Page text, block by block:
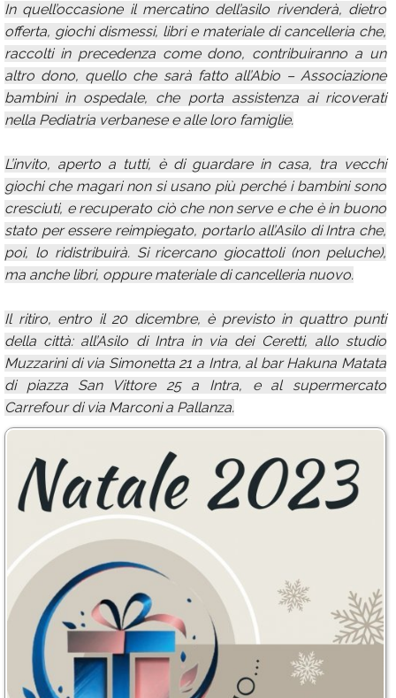
In quell’occasione il mercatino dell’asilo rivenderà, dietro
offerta, giochi dismessi, libri e materiale di cancelleria che,
raccolti in precedenza come dono, contribuiranno a un
altro dono, quello che sarà fatto all’Abio – Associazione
bambini in ospedale, che porta assistenza ai ricoverati
nella Pediatria verbanese e alle loro famiglie.
L’invito, aperto a tutti, è di guardare in casa, tra vecchi
giochi che magari non si usano più perché i bambini sono
cresciuti, e recuperato ciò che non serve e che è in buono
stato per essere reimpiegato, portarlo all’Asilo di Intra che,
poi, lo ridistribuirà. Si ricercano giocattoli (non peluche),
ma anche libri, oppure materiale di cancelleria nuovo.
Il ritiro, entro il 20 dicembre, è previsto in quattro punti
della città: all’Asilo di Intra in via dei Ceretti, allo studio
Muzzarini di via Simonetta 21 a Intra, al bar Hakuna Matata
di piazza San Vittore 25 a Intra, e al supermercato
Carrefour di via Marconi a Pallanza.